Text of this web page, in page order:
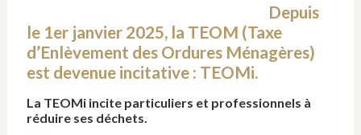
Depuis
le 1er janvier 2025, la TEOM (Taxe
d’Enlèvement des Ordures Ménagères)
est devenue incitative : TEOMi.
La TEOMi incite particuliers et professionnels à
réduire ses déchets.